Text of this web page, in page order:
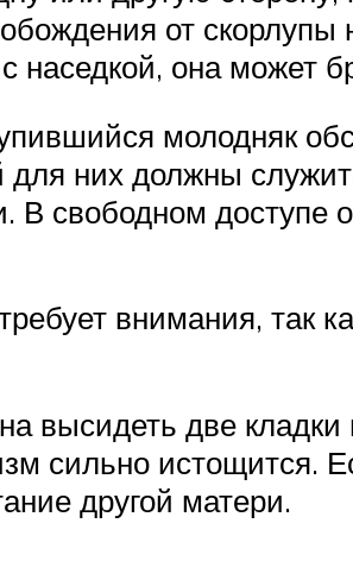
от скорлупы
наседкой, она может
молодняк
них должны
свободном доступе
внимания, так
высидеть две
сильно истощится.
другой матери.